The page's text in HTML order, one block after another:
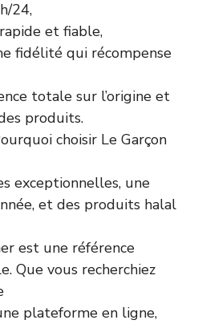
24,
et fiable,
fidélité qui récompense
totale sur l’origine et
produits.
choisir Le Garçon
exceptionnelles, une
et des produits halal
est une référence
Que vous recherchiez
plateforme en ligne,